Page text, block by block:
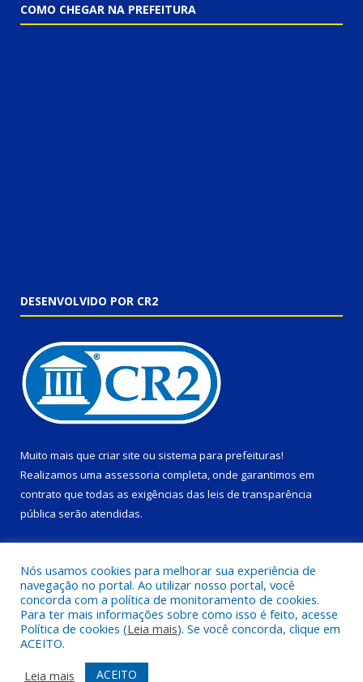
COMO CHEGAR NA PREFEITURA
DESENVOLVIDO POR CR2
Muito mais que criar site ou sistema para prefeituras!
Realizamos uma assessoria completa, onde garantimos em
contrato que todas as exigências das leis de transparência
pública serão atendidas.
Todos os direitos reservados a Prefeitura Municipal de Ponta de
Nós usamos cookies para melhorar sua experiência de
navegação no portal. Ao utilizar nosso portal, você
concorda com a política de monitoramento de cookies.
Para ter mais informações sobre como isso é feito, acesse
Política de cookies (Leia mais). Se você concorda, clique em
ACEITO.
Leia mais
ACEITO